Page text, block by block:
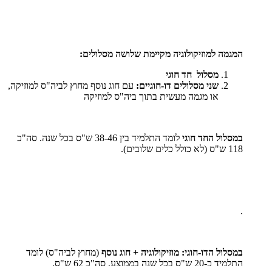
המגמה למוזיקולוגיה מקיימת שלושה מסלולים:
מסלול חד חוגי
שני מסלולים דו-חוגיים: עם חוג נוסף מחוץ לביה"ס למוזיקה,
או מגמה מעשית בתוך ביה"ס למוזיקה
במסלול החד חוגי
לומד התלמיד בין 38-46 ש"ס בכל שנה. סה"כ
118 ש"ס (לא כולל כלים שלובים).
.
במסלול הדו-חוגי: מוזיקולוגיה + חוג נוסף (מחוץ לביה"ס) לומד
התלמיד כ-20 ש"ס בכל שנה בממוצע, סה"כ 62 ש"ס.